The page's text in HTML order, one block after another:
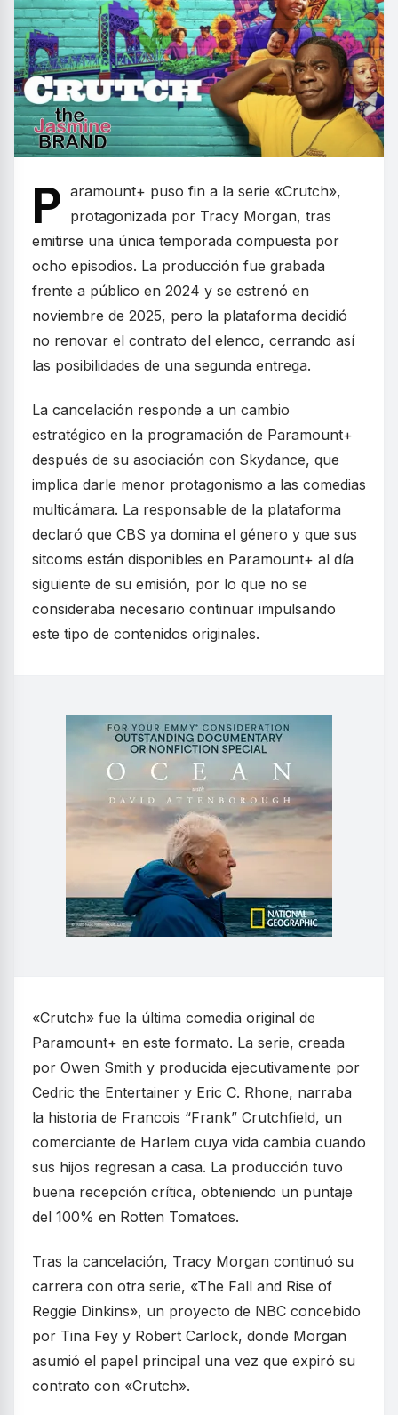
P aramount+ puso fin a la serie «Crutch»,
protagonizada por Tracy Morgan, tras
emitirse una única temporada compuesta por
ocho episodios. La producción fue grabada
frente a público en 2024 y se estrenó en
noviembre de 2025, pero la plataforma decidió
no renovar el contrato del elenco, cerrando así
las posibilidades de una segunda entrega.
La cancelación responde a un cambio
estratégico en la programación de Paramount+
después de su asociación con Skydance, que
implica darle menor protagonismo a las comedias
multicámara. La responsable de la plataforma
declaró que CBS ya domina el género y que sus
sitcoms están disponibles en Paramount+ al día
siguiente de su emisión, por lo que no se
consideraba necesario continuar impulsando
este tipo de contenidos originales.
«Crutch» fue la última comedia original de
Paramount+ en este formato. La serie, creada
por Owen Smith y producida ejecutivamente por
Cedric the Entertainer y Eric C. Rhone, narraba
la historia de Francois “Frank” Crutchfield, un
comerciante de Harlem cuya vida cambia cuando
sus hijos regresan a casa. La producción tuvo
buena recepción crítica, obteniendo un puntaje
del 100% en Rotten Tomatoes.
Tras la cancelación, Tracy Morgan continuó su
carrera con otra serie, «The Fall and Rise of
Reggie Dinkins», un proyecto de NBC concebido
por Tina Fey y Robert Carlock, donde Morgan
asumió el papel principal una vez que expiró su
contrato con «Crutch».